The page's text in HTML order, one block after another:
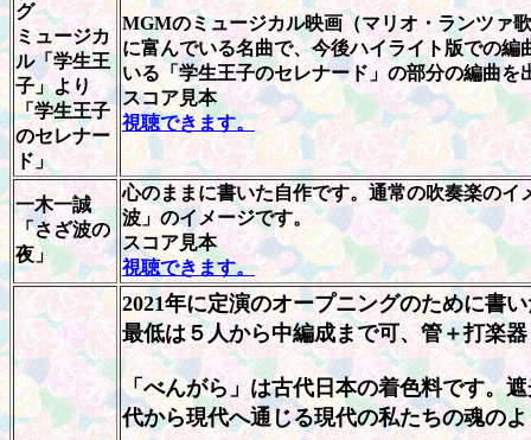
グ
ミュージカ
ル「学生王
子」より
「学生王子
のセレナー
ド」
MGMのミュージカル映画（マリオ・ランツァ
に富んでいる名曲で、今後ハイライト版での
いる「学生王子のセレナード」の部分の編曲を
スコア見本
視聴できます。
一木一誠
「さざ波の
夜」
心のままに書いた自作です。通常の吹奏楽の
波」のイメージです。
スコア見本
視聴できます。
2021年に定演のオープニングのために書
最低は５人から中編成まで可、管＋打楽器
「べんがら」は古代日本の着色料です。
代から現代へ通じる現代の私たちの魂の